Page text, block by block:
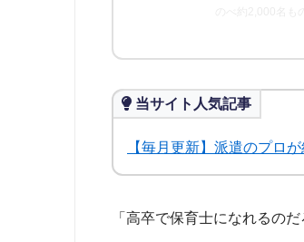
ら「転職はしっ
当サイト人気記事
【毎月更新】派遣のプロ
「高卒で保育士になれるのだ